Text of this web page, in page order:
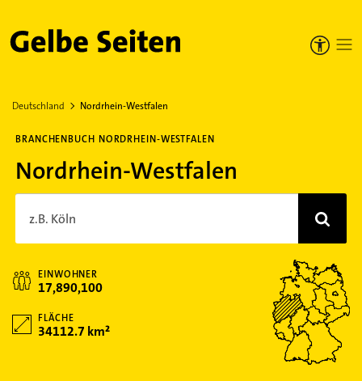
Gelbe Seiten
Deutschland Nordrhein-Westfalen
BRANCHENBUCH NORDRHEIN-WESTFALEN
Nordrhein-Westfalen
z.B. Köln
EINWOHNER
17,890,100
FLÄCHE
34112.7 km²